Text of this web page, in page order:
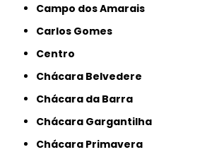
Campo dos Amarais
Carlos Gomes
Centro
Chácara Belvedere
Chácara da Barra
Chácara Gargantilha
Chácara Primavera